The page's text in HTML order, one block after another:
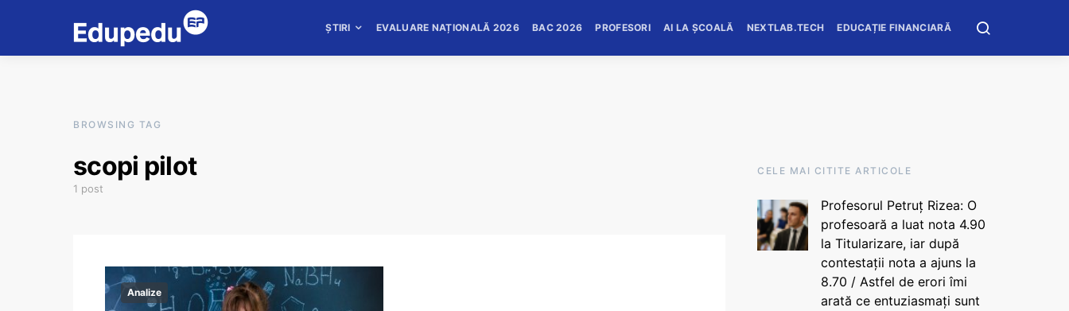
ȘTIRI EVALUARE NAȚIONALĂ 2026 BAC 2026 PROFESORI AI LA ȘCOALĂ NEXTLAB.TECH EDUCAȚIE FINANCIARĂ
BROWSING TAG
scopi pilot
1 post
Analize
CELE MAI CITITE ARTICOLE
Profesorul Petruț Rizea: O
profesoară a luat nota 4.90
la Titularizare, iar după
contestații nota a ajuns la
8.70 / Astfel de erori îmi
arată ce entuziasmați sunt